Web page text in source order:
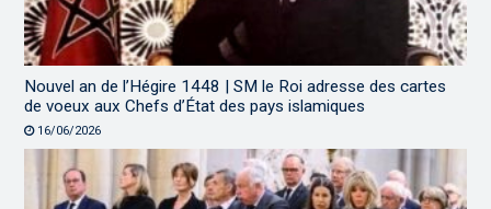
Nouvel an de l’Hégire 1448 | SM le Roi adresse des cartes
de voeux aux Chefs d’État des pays islamiques
16/06/2026